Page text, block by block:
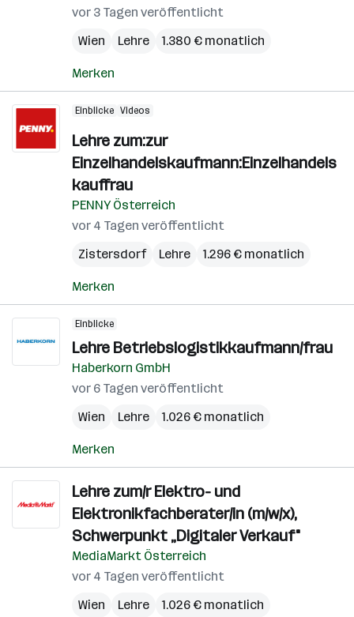
vor 3 Tagen veröffentlicht
Wien
Lehre 1.380 € monatlich
Merken
Einblicke Videos
Lehre zum:zur
Einzelhandelskaufmann:Einzelhandels
kauffrau
PENNY Österreich
vor 4 Tagen veröffentlicht
Zistersdorf
Lehre 1.296 € monatlich
Merken
Einblicke
Lehre Betriebslogistikkaufmann/frau
Haberkorn GmbH
vor 6 Tagen veröffentlicht
Wien
Lehre 1.026 € monatlich
Merken
Lehre zum/r Elektro- und
Elektronikfachberater/in (m/w/x),
Schwerpunkt „Digitaler Verkauf"
MediaMarkt Österreich
vor 4 Tagen veröffentlicht
Wien
Lehre 1.026 € monatlich